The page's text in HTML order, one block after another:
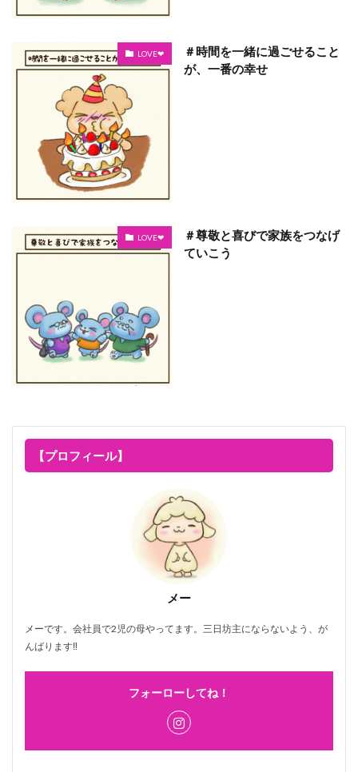
LOVE❤
＃時間を一緒に過ごせること
が、一番の幸せ
LOVE❤
＃尊敬と喜びで家族をつなげ
ていこう
【プロフィール】
メー
メーです。会社員で2児の母やってます。三日坊主にならないよう、が
んばります‼
フォーローしてね！